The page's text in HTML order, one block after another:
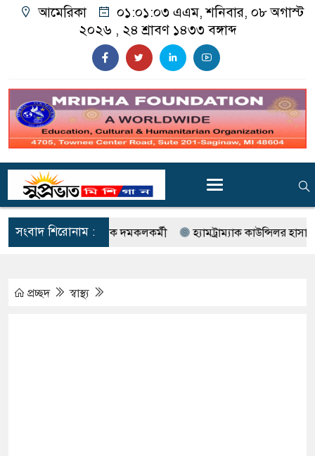
আমেরিকা ০১:০১:০৫ এএম, শনিবার, ০৮ অগাস্ট
২০২৬ , ২৪ শ্রাবণ ১৪৩৩ বঙ্গাব্দ
সংবাদ শিরোনাম :
সাবেক দমকলকর্মী হ্যামট্রাম্যাক কাউন্সিলর হাসানকে প্রবেশন ও
প্রচ্ছদ স্বাস্থ্য